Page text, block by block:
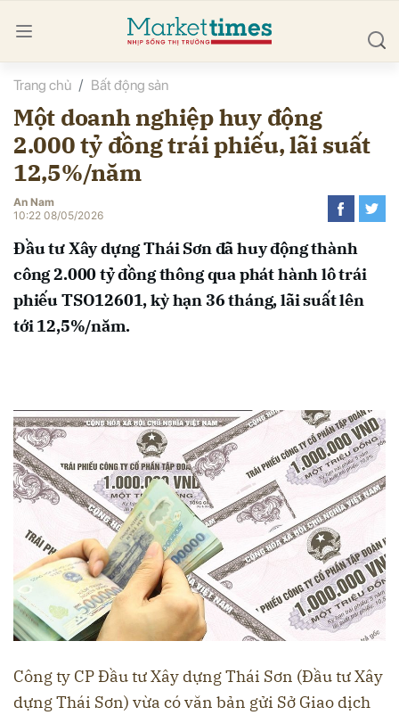
Trang chủ Bất động sản
Một doanh nghiệp huy động
2.000 tỷ đồng trái phiếu, lãi suất
12,5%/năm
An Nam
10:22 08/05/2026
Đầu tư Xây dựng Thái Sơn đã huy động thành
công 2.000 tỷ đồng thông qua phát hành lô trái
phiếu TSO12601, kỳ hạn 36 tháng, lãi suất lên
tới 12,5%/năm.
Công ty CP Đầu tư Xây dựng Thái Sơn (Đầu tư Xây
dựng Thái Sơn) vừa có văn bản gửi Sở Giao dịch
luận